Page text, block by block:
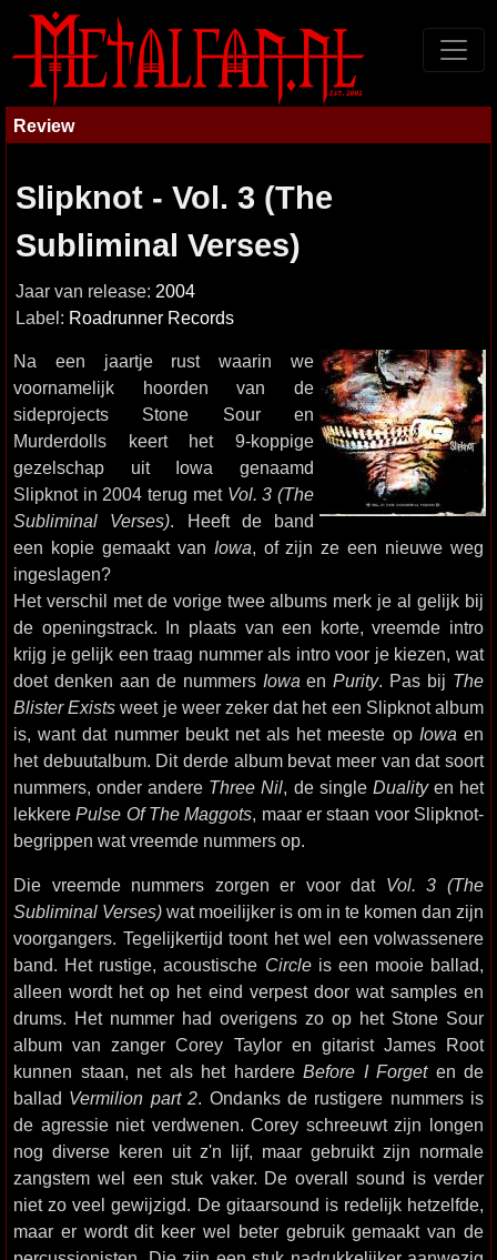
Review
Slipknot - Vol. 3 (The
Subliminal Verses)
Jaar van release: 2004
Label: Roadrunner Records
Na een jaartje rust waarin we
voornamelijk hoorden van de
sideprojects Stone Sour en
Murderdolls keert het 9-koppige
gezelschap uit Iowa genaamd
Slipknot in 2004 terug met Vol. 3 (The
Subliminal Verses). Heeft de band
een kopie gemaakt van Iowa, of zijn ze een nieuwe weg
ingeslagen?
Het verschil met de vorige twee albums merk je al gelijk bij
de openingstrack. In plaats van een korte, vreemde intro
krijg je gelijk een traag nummer als intro voor je kiezen, wat
doet denken aan de nummers Iowa enPurity. Pas bij The
Blister Exists weet je weer zeker dat het een Slipknot album
is, want dat nummer beukt net als het meeste op Iowa en
het debuutalbum. Dit derde album bevat meer van dat soort
nummers, onder andere Three Nil, de single Dualityen het
lekkerePulse Of The Maggots, maar er staan voor Slipknot-
begrippen wat vreemde nummers op.
Die vreemde nummers zorgen er voor dat Vol. 3 (The
Subliminal Verses) wat moeilijker is om in te komen dan zijn
voorgangers. Tegelijkertijd toont het wel een volwassenere
band. Het rustige, acoustische Circleis een mooie ballad,
alleen wordt het op het eind verpest door wat samples en
drums. Het nummer had overigens zo op het Stone Sour
album van zanger Corey Taylor en gitarist James Root
kunnen staan, net als het hardere Before I Forgeten de
ballad Vermilion part 2. Ondanks de rustigere nummers is
de agressie niet verdwenen. Corey schreeuwt zijn longen
nog diverse keren uit z'n lijf, maar gebruikt zijn normale
zangstem wel een stuk vaker. De overall sound is verder
niet zo veel gewijzigd. De gitaarsound is redelijk hetzelfde,
maar er wordt dit keer wel beter gebruik gemaakt van de